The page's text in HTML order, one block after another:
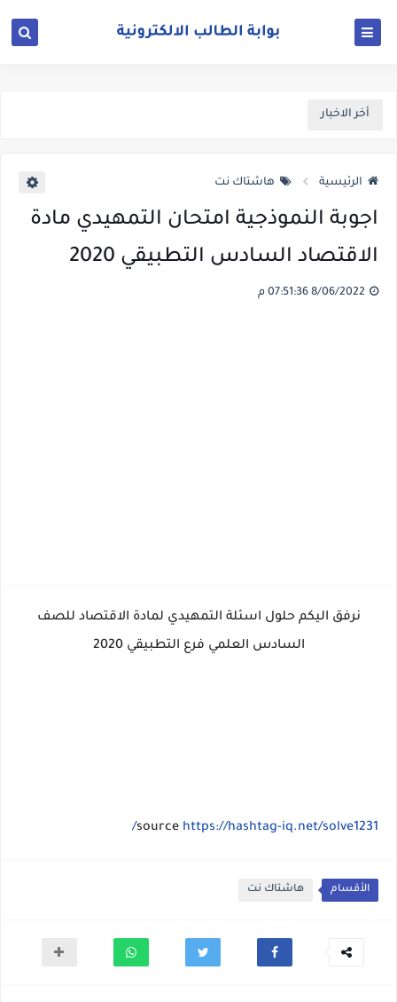
أخر الاخبار
الرئيسية هاشتاك نت
اجوبة النموذجية امتحان التمهيدي مادة
الاقتصاد السادس التطبيقي 2020
نرفق اليكم حلول اسئلة التمهيدي لمادة الاقتصاد للصف
السادس العلمي فرع التطبيقي 2020
source https://hashtag-iq.net/solve1231/
الأقسام هاشتاك نت